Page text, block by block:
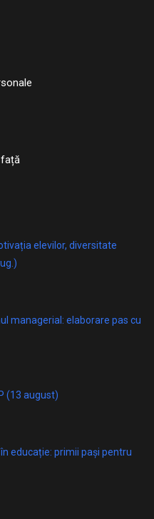
elevilor, diversitate
managerial: elaborare pas cu
(13 august)
educație: primii pași pentru